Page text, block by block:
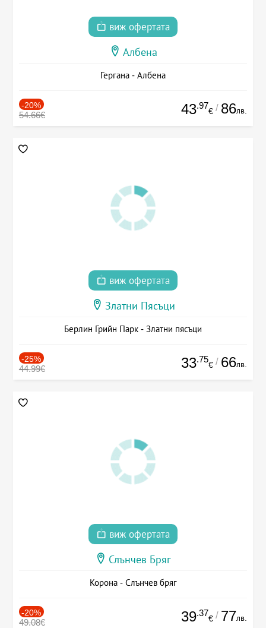
виж офертата
Албена
Гергана - Албена
-20%
54.66€ 43.97
€ / 86лв.
виж офертата
Златни Пясъци
Берлин Грийн Парк - Златни пясъци
-25%
44.99€ 33.75
€ / 66лв.
виж офертата
Слънчев Бряг
Корона - Слънчев бряг
-20%
49.08€ 39.37
€ / 77лв.